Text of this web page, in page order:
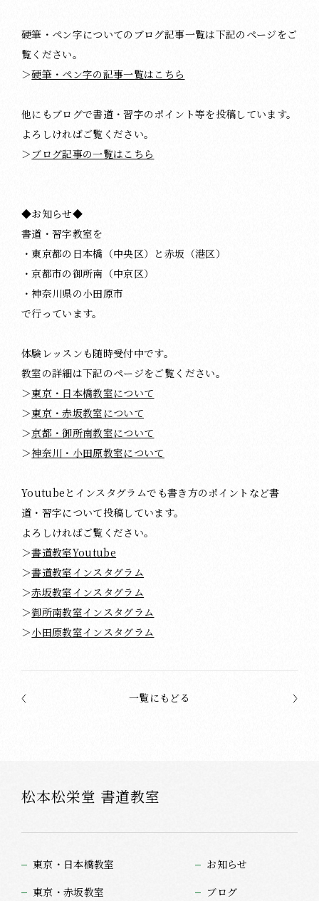
硬筆・ペン字についてのブログ記事一覧は下記のページをご
覧ください。
＞硬筆・ペン字の記事一覧はこちら
他にもブログで書道・習字のポイント等を投稿しています。
よろしければご覧ください。
＞ ブログ記事の一覧はこちら
◆お知らせ◆
書道・習字教室を
・東京都の日本橋（中央区）と赤坂（港区）
・京都市の御所南（中京区）
・神奈川県の小田原市
で行っています。
体験レッスンも随時受付中です。
教室の詳細は下記のページをご覧ください。
＞東京・日本橋教室について
＞東京・赤坂教室について
＞京都・御所南教室について
＞神奈川・小田原教室について
Youtubeとインスタグラムでも書き方のポイントなど書
道・習字について投稿しています。
よろしければご覧ください。
＞書道教室Youtube
＞書道教室インスタグラム
＞赤坂教室インスタグラム
＞御所南教室インスタグラム
＞小田原教室インスタグラム
一覧にもどる
松本松栄堂 書道教室
東京・日本橋教室
東京・赤坂教室
お知らせ
ブログ